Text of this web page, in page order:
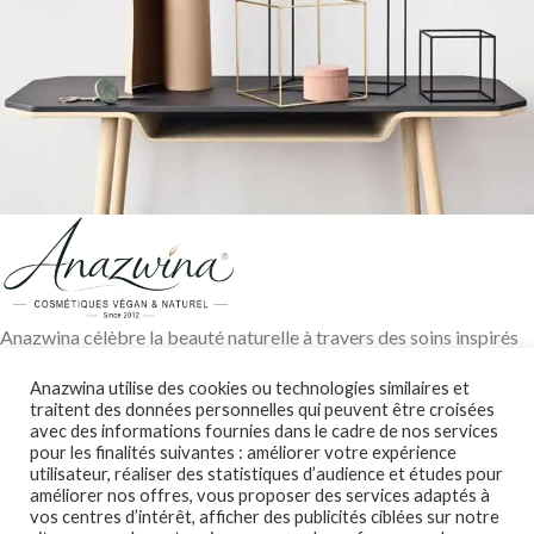
Kitchen
Leo uteu ullamcorper
Anazwina célèbre la beauté naturelle à travers des soins inspirés
ingrédients soigneusement sélectionnés pour révéler l’éclat
authentique de votre peau et de vos cheveux.
Contact@anazwina.fr
CONSEILS BEAUTÉ
Anazwina utilise des cookies ou technologies similaires et
traitent des données personnelles qui peuvent être croisées
avec des informations fournies dans le cadre de nos services
pour les finalités suivantes : améliorer votre expérience
utilisateur, réaliser des statistiques d’audience et études pour
améliorer nos offres, vous proposer des services adaptés à
vos centres d’intérêt, afficher des publicités ciblées sur notre